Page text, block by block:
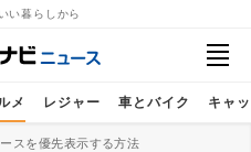
い暮らしから
メ レジャー 車とバイク キャ
スを優先表示する方法